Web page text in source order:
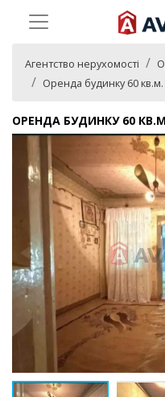
Агентство нерухомості
Оренда будинку 60 кв.м.
ОРЕНДА БУДИНКУ 60